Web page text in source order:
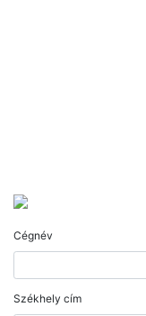
Cégnév
Székhely cím